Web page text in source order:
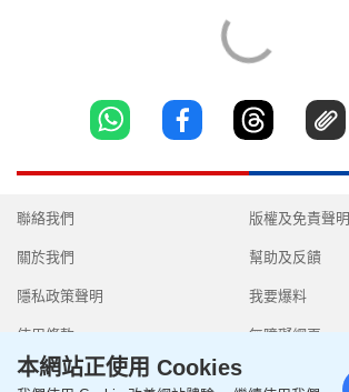
聯絡我們
關於我們
隱私政策聲明
使用條款
版權及免責聲明
幫助及反饋
我要爆料
無障礙網頁
本網站正使用 Cookies